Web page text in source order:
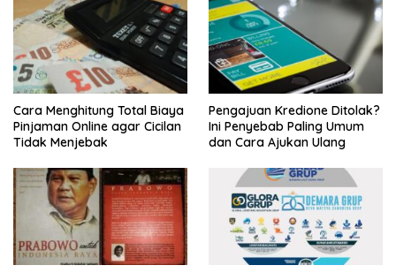
Cara Menghitung Total Biaya
Pinjaman Online agar Cicilan
Tidak Menjebak
Pengajuan Kredione Ditolak?
Ini Penyebab Paling Umum
dan Cara Ajukan Ulang